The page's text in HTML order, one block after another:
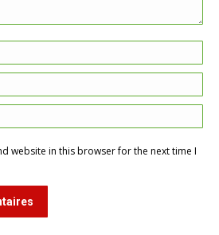
website in this browser for the next time I